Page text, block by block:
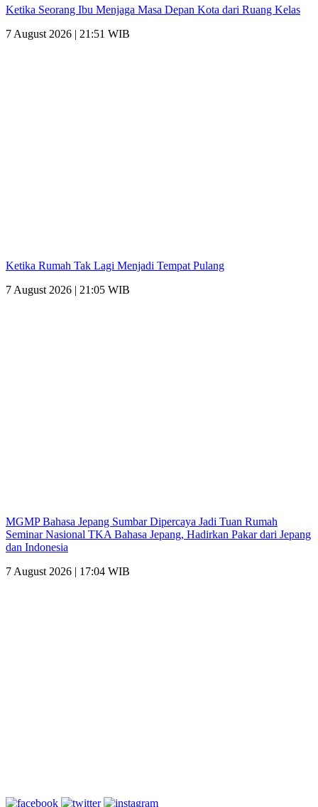
Ketika Seorang Ibu Menjaga Masa Depan Kota dari Ruang Kelas
7 August 2026 | 21:51 WIB
Ketika Rumah Tak Lagi Menjadi Tempat Pulang
7 August 2026 | 21:05 WIB
MGMP Bahasa Jepang Sumbar Dipercaya Jadi Tuan Rumah
Seminar Nasional TKA Bahasa Jepang, Hadirkan Pakar dari Jepang
dan Indonesia
7 August 2026 | 17:04 WIB